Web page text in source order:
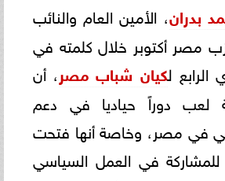
بدران، الأمين العام والنائب
مصر أكتوبر خلال كلمته في
الرابع لكيان شباب مصر، أن
لعب دوراً حياديا في دعم
في مصر، وخاصة أنها فتحت
للمشاركة في العمل السياسي